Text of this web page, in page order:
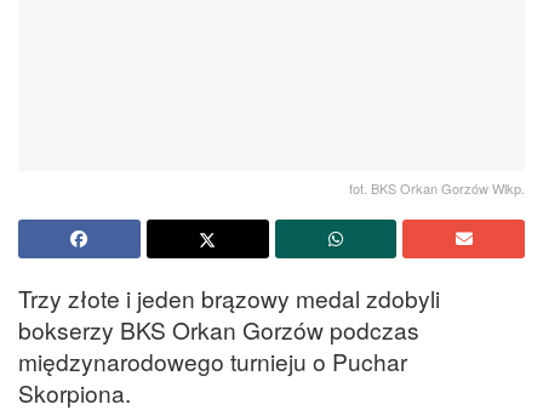
fot. BKS Orkan Gorzów Wlkp.
Trzy złote i jeden brązowy medal zdobyli
bokserzy BKS Orkan Gorzów podczas
międzynarodowego turnieju o Puchar
Skorpiona.